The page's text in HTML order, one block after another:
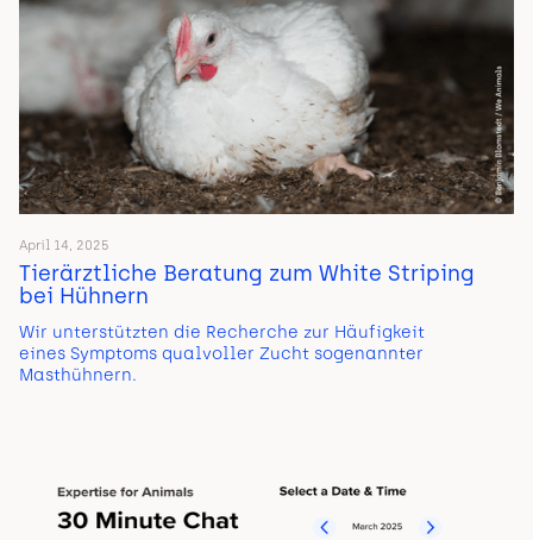
April 14, 2025
Tierärztliche Beratung zum White Striping
bei Hühnern
Wir unterstützten die Recherche zur Häufigkeit
eines Symptoms qualvoller Zucht sogenannter
Masthühnern.